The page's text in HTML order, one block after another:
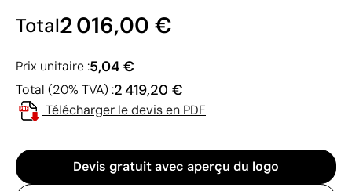
Total2 016,00 €
Prix unitaire :5,04 €
Total (20% TVA) :2 419,20 €
Télécharger le devis en PDF
Devis gratuit avec aperçu du logo